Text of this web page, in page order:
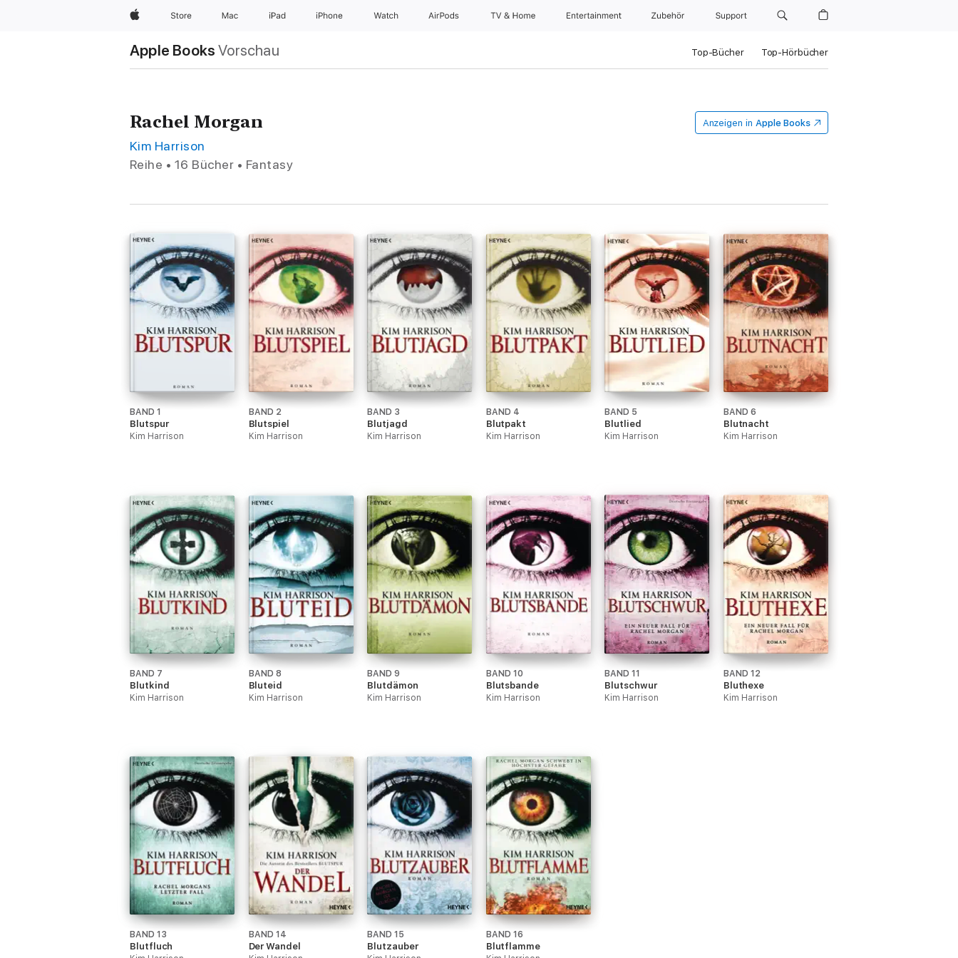
Apple Store Mac iPad iPhone Watch AirPods TV & Home Entertainment Zubehör Support
Apple Books Vorschau Top-Bücher Top-Hörbücher
Rachel Morgan
Kim Harrison
Reihe • 16 Bücher • Fantasy
Anzeigen in Apple Books
BAND 1
Blutspur
Kim Harrison
BAND 2
Blutspiel
Kim Harrison
BAND 3
Blutjagd
Kim Harrison
BAND 4
Blutpakt
Kim Harrison
BAND 5
Blutlied
Kim Harrison
BAND 6
Blutnacht
Kim Harrison
BAND 7
Blutkind
Kim Harrison
BAND 8
Bluteid
Kim Harrison
BAND 9
Blutdämon
Kim Harrison
BAND 10
Blutsbande
Kim Harrison
BAND 11
Blutschwur
Kim Harrison
BAND 12
Bluthexe
Kim Harrison
BAND 13
Blutfluch
BAND 14
Der Wandel
BAND 15
Blutzauber
BAND 16
Blutflamme